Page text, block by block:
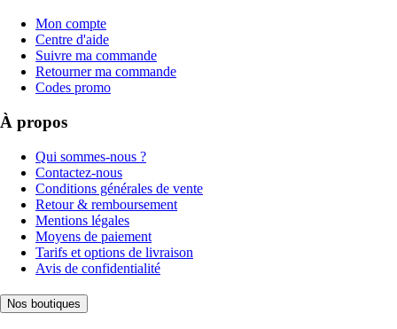
Mon compte
Centre d'aide
Suivre ma commande
Retourner ma commande
Codes promo
À propos
Qui sommes-nous ?
Contactez-nous
Conditions générales de vente
Retour & remboursement
Mentions légales
Moyens de paiement
Tarifs et options de livraison
Avis de confidentialité
Nos boutiques